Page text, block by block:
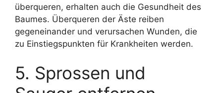
überqueren, erhalten auch die Gesundheit des
Baumes. Überqueren der Äste reiben
gegeneinander und verursachen Wunden, die
zu Einstiegspunkten für Krankheiten werden.
5. Sprossen und